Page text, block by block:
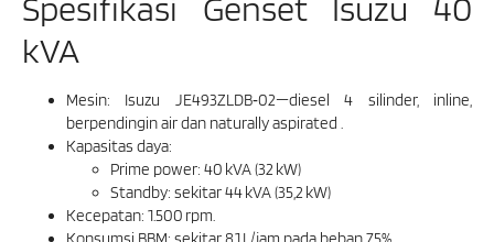
Spesifikasi Genset Isuzu 40
kVA
Mesin: Isuzu JE493ZLDB‑02—diesel 4 silinder, inline,
berpendingin air dan naturally aspirated .
Kapasitas daya:
Prime power: 40 kVA (32 kW)
Standby: sekitar 44 kVA (35,2 kW)
Kecepatan: 1.500 rpm.